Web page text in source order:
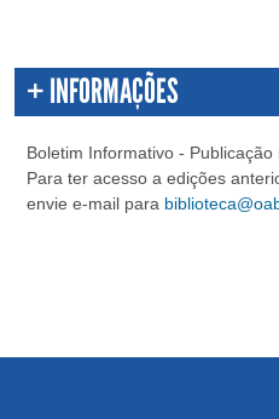
+ INFORMAÇÕES
Boletim Informativo - Publicação
Para ter acesso a edições
envie e-mail para